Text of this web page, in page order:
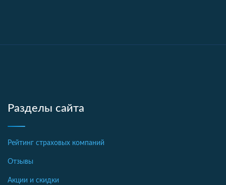
Разделы сайта
Рейтинг страховых компаний
Отзывы
Акции и скидки